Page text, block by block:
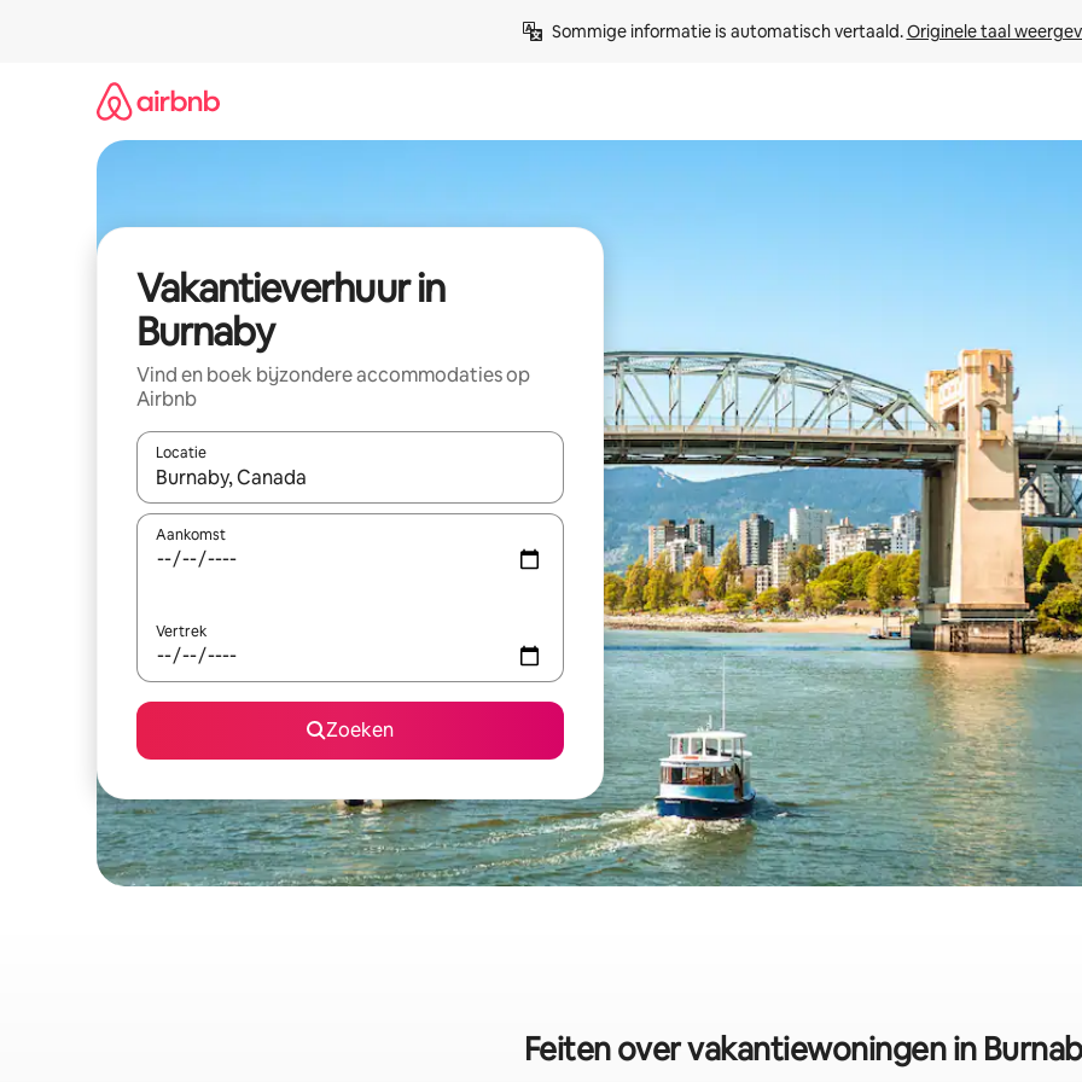
Sommige informatie is automatisch vertaald. Originele taal
Vakantieverhuur in
Burnaby
Vind en boek bijzondere accommodaties op
Airbnb
Locatie
Wanneer er suggesties beschikbaar zijn, maak je een keuze met je de pijltjestoetsen omhoog en omlaag, óf door te
Aankomst
Vertrek
Zoeken
Feiten over vakantiewoningen in